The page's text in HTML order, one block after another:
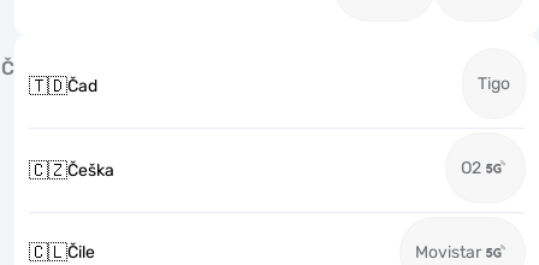
Č
🇹🇩Čad Tigo
🇨🇿Češka O2
🇨🇱Čile Movistar